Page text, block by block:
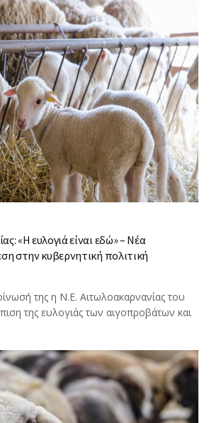
«Η ευλογιά είναι εδώ» – Νέα
στην κυβερνητική πολιτική
της η Ν.Ε. Αιτωλοακαρνανίας του
της ευλογιάς των αιγοπροβάτων και